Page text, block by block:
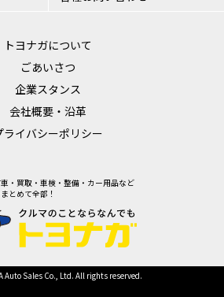
トヨナガについて
ごあいさつ
企業スタンス
会社概要・沿革
ライバシーポリシー
・買取・車検・整備・カー用品など
とめて全部！
Auto Sales Co., Ltd. All rights reserved.